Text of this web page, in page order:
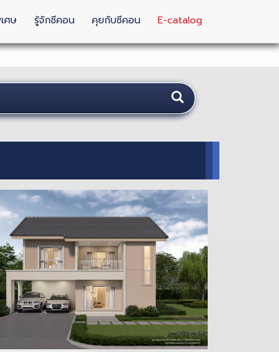
ศษ รู้จักซีคอน คุยกับซีคอน E-catalog